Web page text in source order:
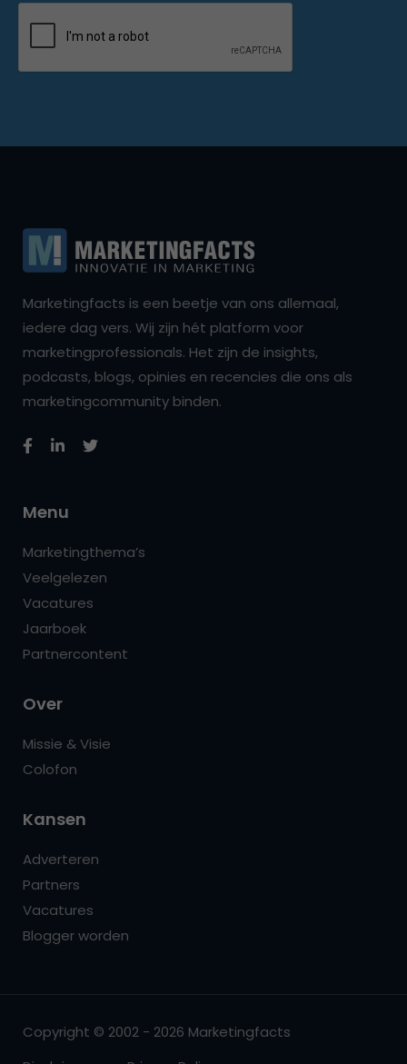
Marketingfacts is een beetje van ons allemaal,
iedere dag vers. Wij zijn hét platform voor
marketingprofessionals. Het zijn de insights,
podcasts, blogs, opinies en recencies die ons als
marketingcommunity binden.
Menu
Marketingthema’s
Veelgelezen
Vacatures
Jaarboek
Partnercontent
Over
Missie & Visie
Colofon
Kansen
Adverteren
Partners
Vacatures
Blogger worden
Copyright © 2002 - 2026 Marketingfacts